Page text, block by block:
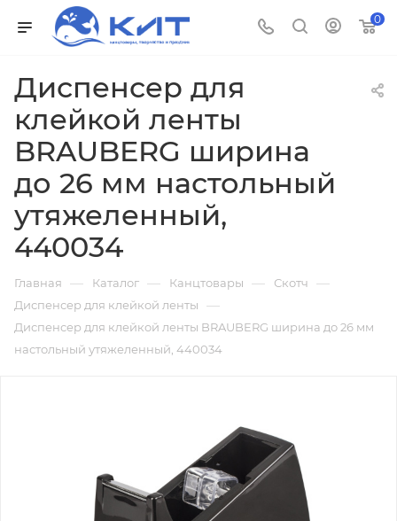
0
Диспенсер для
клейкой ленты
BRAUBERG ширина
до 26 мм настольный
утяжеленный,
440034
Главная — Каталог — Канцтовары — Скотч —
Диспенсер для клейкой ленты —
Диспенсер для клейкой ленты BRAUBERG ширина до 26 мм
настольный утяжеленный, 440034